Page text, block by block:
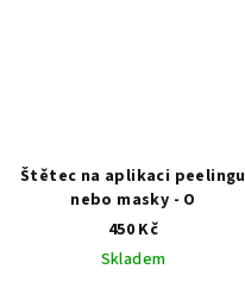
Štětec na aplikaci peelingu
nebo masky - O
450 Kč
Skladem